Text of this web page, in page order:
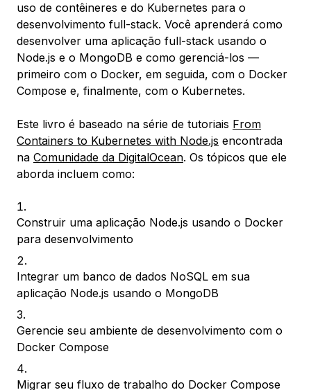
uso de contêineres e do Kubernetes para o
desenvolvimento full-stack. Você aprenderá como
desenvolver uma aplicação full-stack usando o
Node.js e o MongoDB e como gerenciá-los —
primeiro com o Docker, em seguida, com o Docker
Compose e, finalmente, com o Kubernetes.
Este livro é baseado na série de tutoriais From
Containers to Kubernetes with Node.js encontrada
na Comunidade da DigitalOcean. Os tópicos que ele
aborda incluem como:
Construir uma aplicação Node.js usando o Docker
para desenvolvimento
Integrar um banco de dados NoSQL em sua
aplicação Node.js usando o MongoDB
Gerencie seu ambiente de desenvolvimento com o
Docker Compose
Migrar seu fluxo de trabalho do Docker Compose